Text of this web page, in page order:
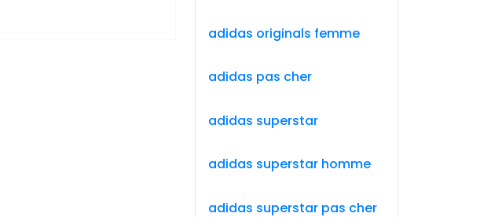
adidas originals femme
adidas pas cher
adidas superstar
adidas superstar homme
adidas superstar pas cher